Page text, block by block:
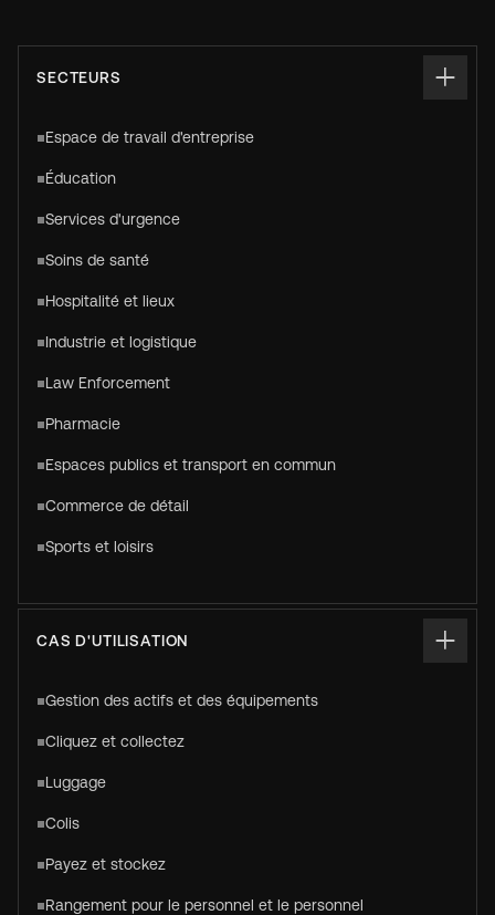
SECTEURS
Espace de travail d'entreprise
Éducation
Services d'urgence
Soins de santé
Hospitalité et lieux
Industrie et logistique
Law Enforcement
Pharmacie
Espaces publics et transport en commun
Commerce de détail
Sports et loisirs
CAS D'UTILISATION
Gestion des actifs et des équipements
Cliquez et collectez
Luggage
Colis
Payez et stockez
Rangement pour le personnel et le personnel